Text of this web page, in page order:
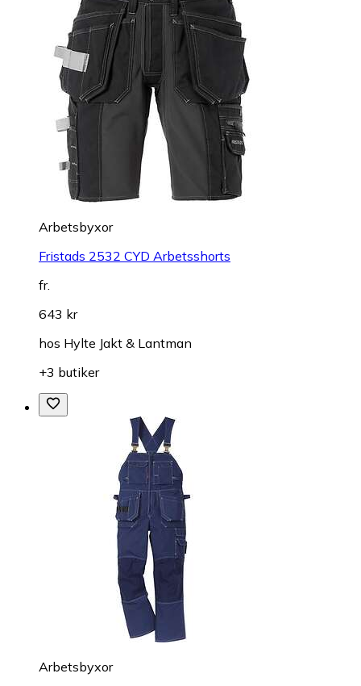
Arbetsbyxor
Fristads 2532 CYD Arbetsshorts
fr.
643 kr
hos Hylte Jakt & Lantman
+3 butiker
Arbetsbyxor